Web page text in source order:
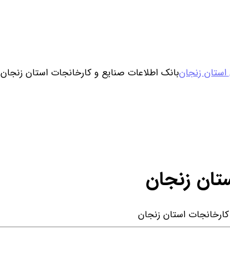
زنجانبانک اطلاعات صنایع و کارخانجات استان زنجان
زنجان
استان زنجان